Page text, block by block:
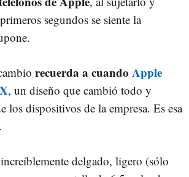
segundos se siente la
recuerda a cuando Apple
, un diseño que cambió todo y
los dispositivos de la empresa. Es esa
delgado, ligero (sólo